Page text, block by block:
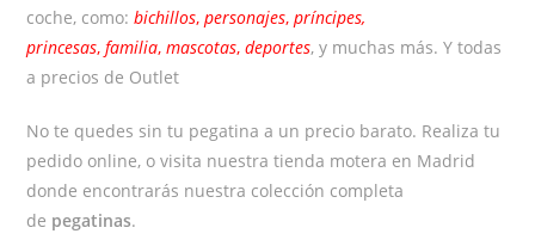
coche, como:bichillos,personajes,príncipes,
princesas,familia,mascotas,deportes, y muchas más. Y todas
a precios de Outlet
No te quedes sin tu pegatina a un precio barato. Realiza tu
pedido online, o visita nuestra tienda motera en Madrid
donde encontrarás nuestra colección completa
de pegatinas.